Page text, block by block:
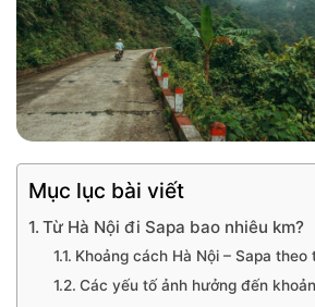
Mục lục bài viết
Từ Hà Nội đi Sapa bao nhiêu km?
Khoảng cách Hà Nội – Sapa theo
Các yếu tố ảnh hưởng đến